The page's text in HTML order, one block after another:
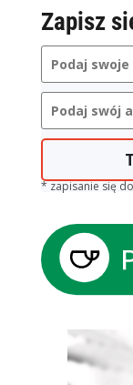
Zapisz
* zapisanie się